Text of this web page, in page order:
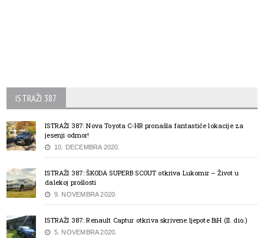
ISTRAŽI 387
ISTRAŽI 387: Nova Toyota C-HR pronašla fantastiče lokacije za
jesenji odmor!
10. DECEMBRA 2020.
ISTRAŽI 387: ŠKODA SUPERB SCOUT otkriva Lukomir – Život u
dalekoj prošlosti
9. NOVEMBRA 2020.
ISTRAŽI 387: Renault Captur otkriva skrivene ljepote BiH (II. dio.)
5. NOVEMBRA 2020.